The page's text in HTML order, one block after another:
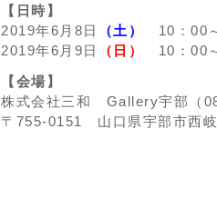
【日時】
2019年6月8日
（土）
10：00
2019年6月9日
（日）
10：00
【会場】
株式会社三和 Gallery宇部（
〒755-0151 山口県宇部市西